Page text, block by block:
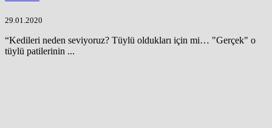
29.01.2020
“Kedileri neden seviyoruz? Tüylü oldukları için mi… "Gerçek" o
tüylü patilerinin ...